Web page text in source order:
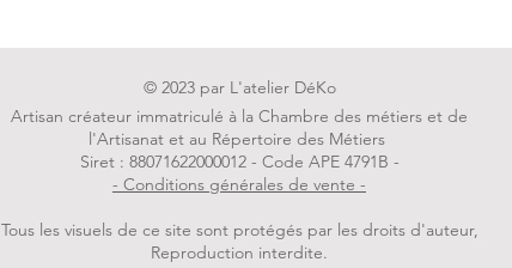
© 2023 par L'atelier DéKo
Artisan créateur immatriculé à la Chambre des métiers et de
l'Artisanat et au Répertoire des Métiers
Siret : 88071622000012 - Code APE 4791B -
- Conditions générales de vente -
Tous les visuels de ce site sont protégés par les droits d'auteur,
Reproduction interdite.